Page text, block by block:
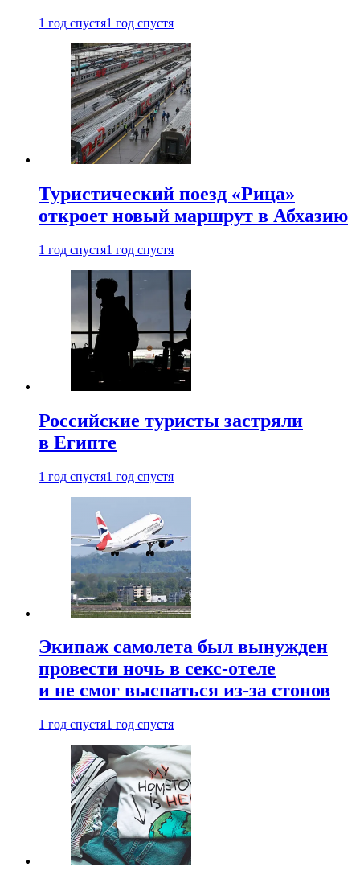
1 год спустя1 год спустя
Туристический поезд «Рица»
откроет новый маршрут в Абхазию
1 год спустя1 год спустя
Российские туристы застряли
в Египте
1 год спустя1 год спустя
Экипаж самолета был вынужден
провести ночь в секс-отеле
и не смог выспаться из-за стонов
1 год спустя1 год спустя